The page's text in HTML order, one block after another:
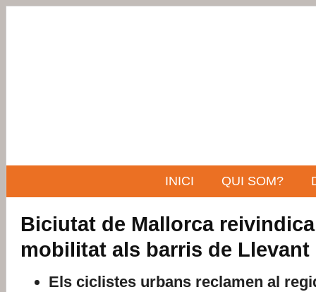
INICI QUI SOM?
Biciutat de Mallorca
mobilitat als barris de Llevant
Els ciclistes urbans reclamen al